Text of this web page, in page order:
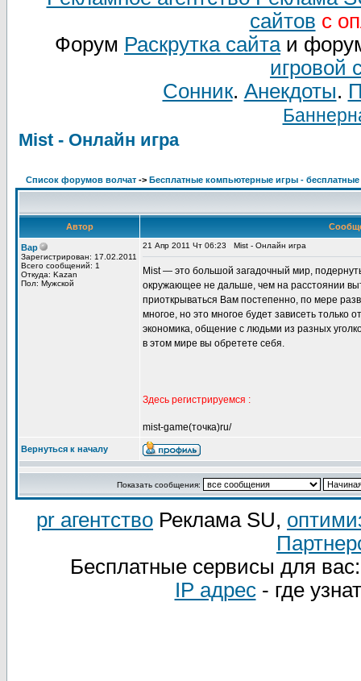
сайтов с
Форум Раскрутка сайтаи
игровой
Сонник. Анекдоты.
Mist - Онлайн игра
Список форумов волчат -> Бесплатные компьютерные игры -
Автор
Вар
Зарегистрирован: 17.02.2011
Всего сообщений: 1
Откуда: Kazan
Пол: Мужской
21 Апр 2011 Чт 06:23 Mist - Онлайн игра
Mist — это большой загадочный мир,
окружающее не дальше, чем на расстоянии
приоткрываться Вам постепенно, по мере
многое, но это многое будет зависеть только
экономика, общение с людьми из разных
в этом мире вы обретете себя.
Здесь регистрируемся :
mist-game(точка)ru/
Вернуться к началу
Показать сообщения:
pr агентство Реклама SU,
Бесплатные сервисы для
IP адрес- где